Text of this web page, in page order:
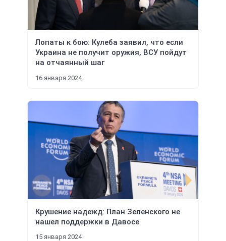
Лопаты к бою: Кулеба заявил, что если
Украина не получит оружия, ВСУ пойдут
на отчаянный шаг
16 января 2024
Крушение надежд: План Зеленского не
нашел поддержки в Давосе
15 января 2024